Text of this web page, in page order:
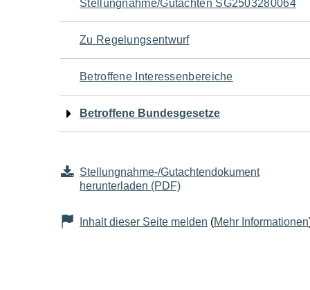
für
den
Seiteninhalt
Stellungnahme/Gutachten SG2503280064
Zu Regelungsentwurf
Betroffene Interessenbereiche
Betroffene Bundesgesetze
Stellungnahme-/Gutachtendokument
herunterladen (PDF)
Inhalt dieser Seite melden (Mehr Informationen